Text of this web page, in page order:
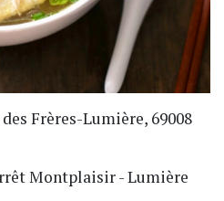
Frères-Lumière, 69008
Montplaisir - Lumière